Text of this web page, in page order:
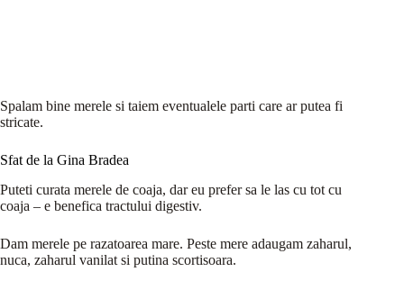
Spalam bine merele si taiem eventualele parti care ar putea fi
stricate.
Sfat de la Gina Bradea
Puteti curata merele de coaja, dar eu prefer sa le las cu tot cu
coaja – e benefica tractului digestiv.
Dam merele pe razatoarea mare. Peste mere adaugam zaharul,
nuca, zaharul vanilat si putina scortisoara.